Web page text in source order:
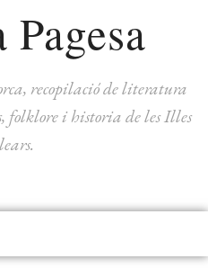
recopilació de literatura
i historia de les Illes